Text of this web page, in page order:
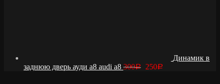
Динамик в
заднюю дверь ауди а8 audi a8 300Р 250Р